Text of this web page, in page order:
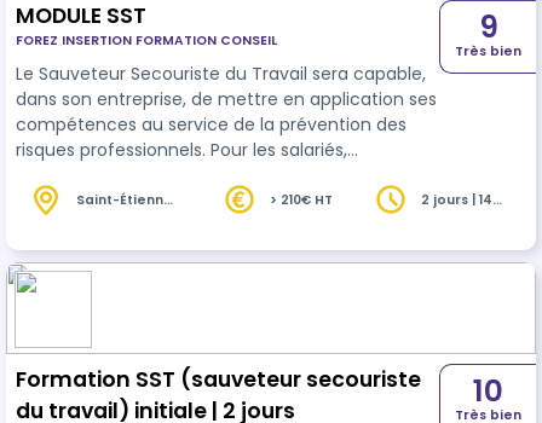
MODULE SST
FOREZ INSERTION FORMATION CONSEIL
Le Sauveteur Secouriste du Travail sera capable,
dans son entreprise, de mettre en application ses
compétences au service de la prévention des
risques professionnels. Pour les salariés,
Travail, cette formation est caractérisée comme
9
Très bien
Saint-Étienne
> 210€ HT
2 jours | 14
Formation SST (sauveteur secouriste
du travail) initiale | 2 jours
10
Très bien